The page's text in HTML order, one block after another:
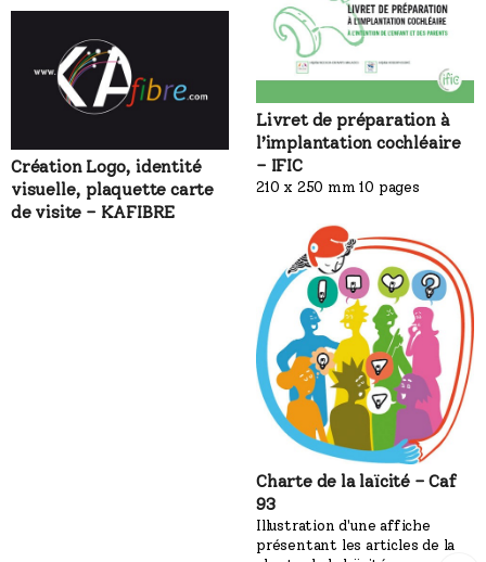
Livret de préparation à
l’implantation cochléaire
– IFIC
210 x 250 mm 10 pages
Création Logo, identité
visuelle, plaquette carte
de visite – KAFIBRE
Charte de la laïcité – Caf
93
Illustration d'une affiche
présentant les articles de la